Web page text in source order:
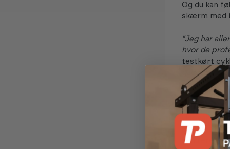
Og du kan
skærm med
”Jeg har
hvor de
testkørt
gadget og
Cyklen gør
Udover at
går op eller
simulerer